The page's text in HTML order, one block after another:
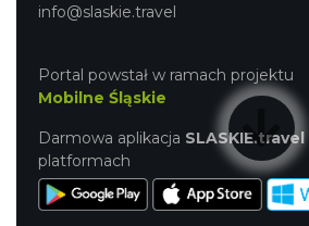
info@slaskie.travel
Portal powstał w ramach projektu
Mobilne Śląskie
Darmowa aplikacja SLASKIE.travel
platformach